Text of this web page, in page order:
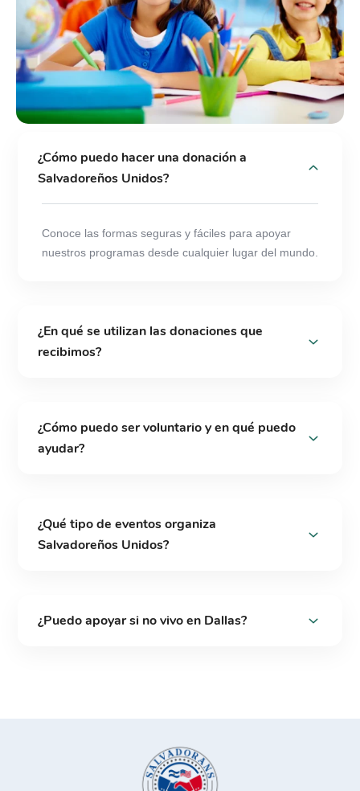
¿Cómo puedo hacer una donación a
Salvadoreños Unidos?
Conoce las formas seguras y fáciles para apoyar
nuestros programas desde cualquier lugar del mundo.
¿En qué se utilizan las donaciones que
recibimos?
¿Cómo puedo ser voluntario y en qué puedo
ayudar?
¿Qué tipo de eventos organiza
Salvadoreños Unidos?
¿Puedo apoyar si no vivo en Dallas?